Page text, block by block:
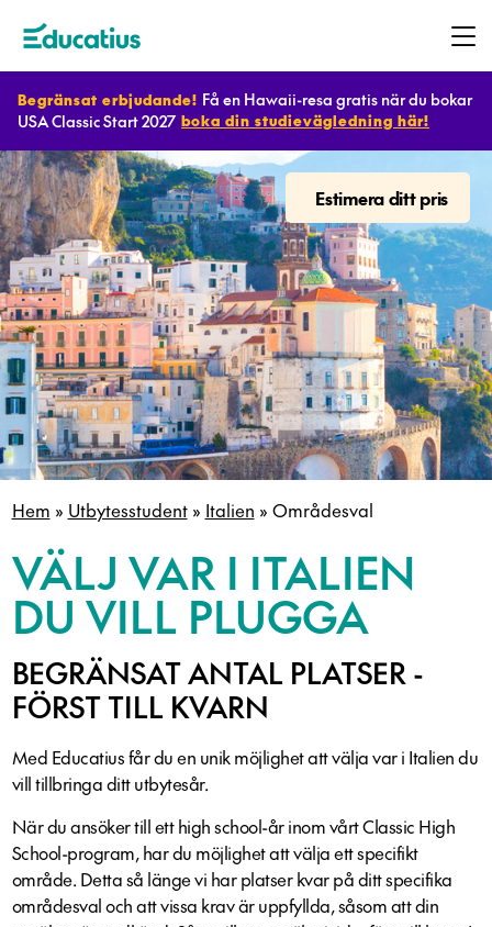
Begränsat erbjudande! Få en Hawaii-resa gratis när du bokar
USA Classic Start 2027 boka din studievägledning här!
Destinationer
Program
Planera
ditt
utbyte
Bli
värdfamilj
Estimera ditt pris
Hem » Utbytesstudent» Italien » Områdesval
VÄLJ VAR I ITALIEN
DU VILL PLUGGA
BEGRÄNSAT ANTAL PLATSER -
FÖRST TILL KVARN
Med Educatius får du en unik möjlighet att välja var i Italien du
vill tillbringa ditt utbytesår.
När du ansöker till ett high school-år inom vårt Classic High
School-program, har du möjlighet att välja ett specifikt
område. Detta så länge vi har platser kvar på ditt specifika
områdesval och att vissa krav är uppfyllda, såsom att din